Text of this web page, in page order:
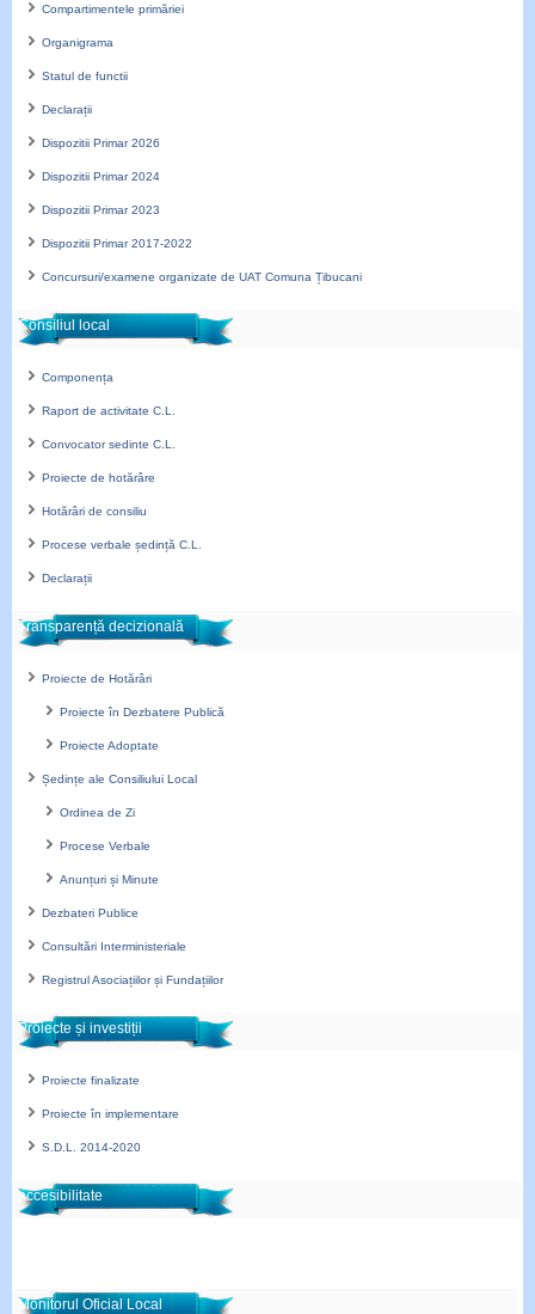
Compartimentele primăriei
Organigrama
Statul de functii
Declarații
Dispozitii Primar 2026
Dispozitii Primar 2024
Dispozitii Primar 2023
Dispozitii Primar 2017-2022
Concursuri/examene organizate de UAT Comuna Țibucani
Consiliul local
Componența
Raport de activitate C.L.
Convocator sedinte C.L.
Proiecte de hotărâre
Hotărâri de consiliu
Procese verbale ședință C.L.
Declarații
Transparență decizională
Proiecte de Hotărâri
Proiecte în Dezbatere Publică
Proiecte Adoptate
Ședințe ale Consiliului Local
Ordinea de Zi
Procese Verbale
Anunțuri și Minute
Dezbateri Publice
Consultări Interministeriale
Registrul Asociațiilor și Fundațiilor
Proiecte și investiții
Proiecte finalizate
Proiecte în implementare
S.D.L. 2014-2020
accesibilitate
Monitorul Oficial Local